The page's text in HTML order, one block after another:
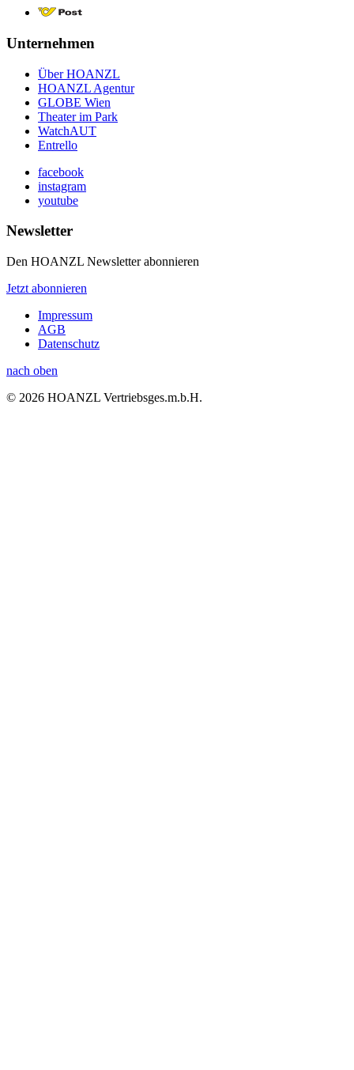
Unternehmen
Über HOANZL
HOANZL Agentur
GLOBE Wien
Theater im Park
WatchAUT
Entrello
facebook
instagram
youtube
Newsletter
Den HOANZL Newsletter abonnieren
Jetzt abonnieren
Impressum
AGB
Datenschutz
nach oben
© 2026 HOANZL Vertriebsges.m.b.H.